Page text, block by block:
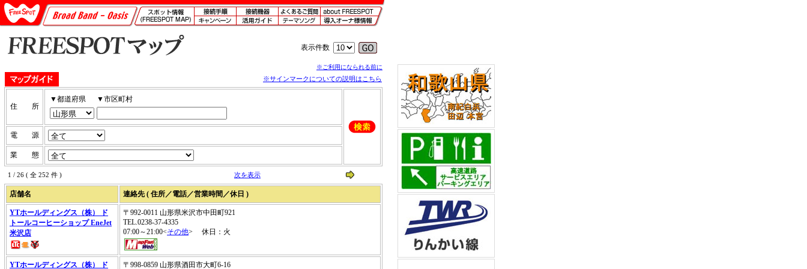
表示件数
※ご利用になられる前に
※サインマークについての説明はこちら
住 所
▼都道府県 ▼市区町村
電 源
業 態
1 / 26 ( 全 252 件 ) 次を表示
店舗名 連絡先 ( 住所／電話／営業時間／休日 )
YTホールディングス（株） ド
トールコーヒーショップ EneJet
米沢店
〒992-0011 山形県米沢市中田町921
TEL.0238-37-4335
07:00～21:00<その他> 休日：火
YTホールディングス（株） ド 〒998-0859 山形県酒田市大町6-16